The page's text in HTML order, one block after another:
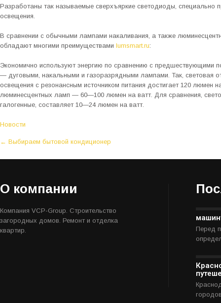
Разработаны так называемые сверхъяркие светодиоды, специально
освещения.
В сравнении с обычными лампами накаливания, а также
обладают многими преимуществами lumsmart.ru:
Экономично используют энергию по сравнению с предшествующими
— дуговыми, накальными и газоразрядными лампами. Так, световая
освещения с резонансным источником питания достигает 120 люмен
люминесцентных ламп — 60—100 люмен на ватт. Для сравнения,
галогенные, составляет 10—24 люмен на ватт.
Новости
P
n
v
i
← Выбираем бытовой кондиционер
О компании
Компания VCP-Group. Строительство
загородных домов. Ремонт и отделка
квартир.
Перед